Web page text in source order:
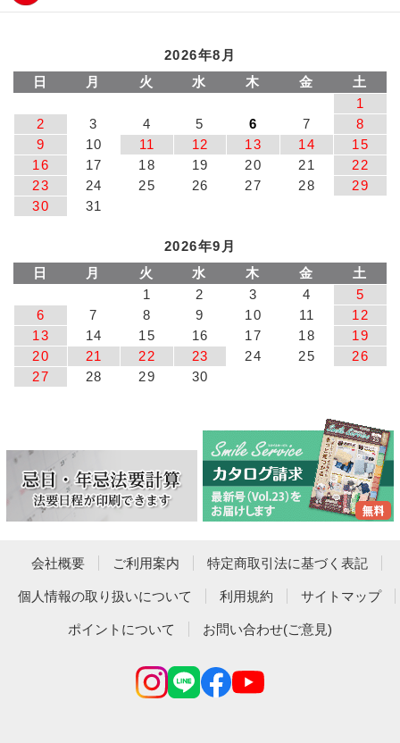
2026年8月
日
月 火 水 木 金
土
1
2
3 4 5 6 7
8
9
10 11 12 13 14
15
16
17 18 19 20 21
22
23
24 25 26 27 28
29
30
31
2026年9月
日
月 火 水 木 金
土
1
2 3 4
5
6
7 8 9 10 11
12
13
14 15 16 17 18
19
20
21 22 23 24 25
26
27
28 29 30
会社概要 ご利用案内 特定商取引法に基づく表記
個人情報の取り扱いについて 利用規約 サイトマップ
ポイントについて お問い合わせ(ご意見)